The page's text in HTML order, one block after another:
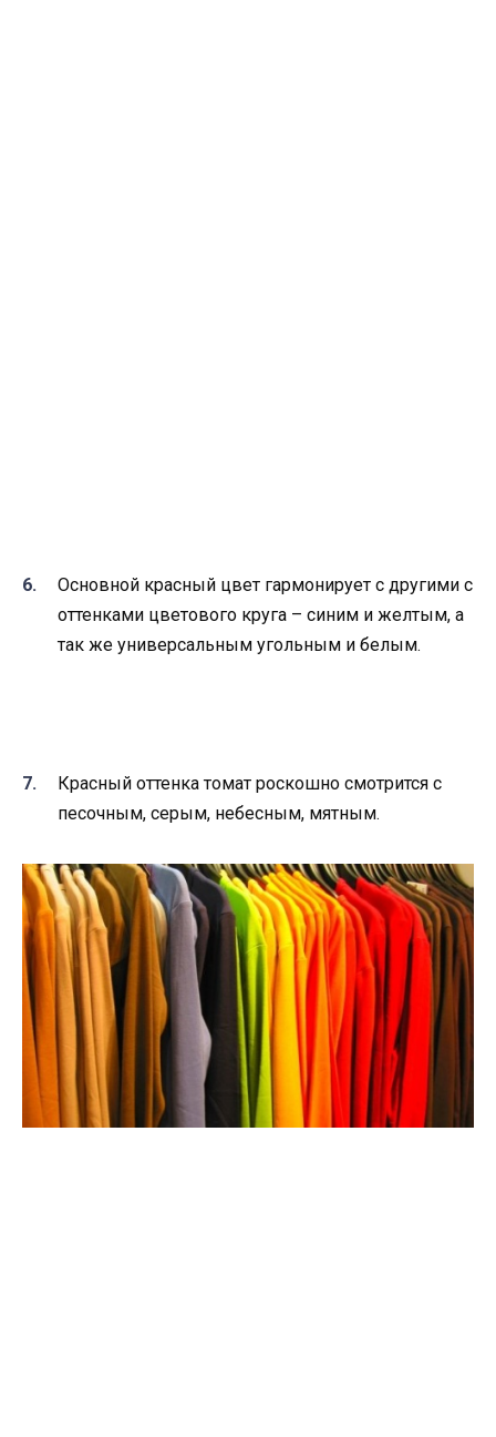
Основной красный цвет гармонирует с другими с
оттенками цветового круга – синим и желтым, а
так же универсальным угольным и белым.
Красный оттенка томат роскошно смотрится с
песочным, серым, небесным, мятным.